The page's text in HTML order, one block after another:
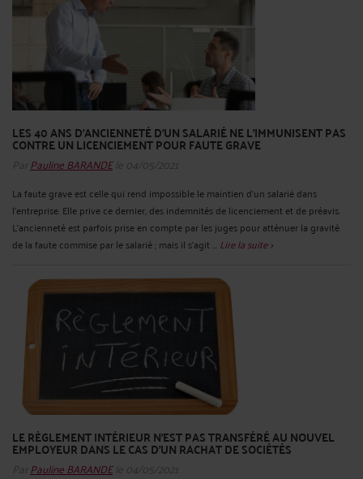
LES 40 ANS D'ANCIENNETÉ D'UN SALARIÉ NE L'IMMUNISENT PAS
CONTRE UN LICENCIEMENT POUR FAUTE GRAVE
Par Pauline BARANDEle 04/05/2021
La faute grave est celle qui rend impossible le maintien d’un salarié dans
l’entreprise. Elle prive ce dernier, des indemnités de licenciement et de préavis.
L’ancienneté est parfois prise en compte par les juges pour atténuer la gravité
de la faute commise par le salarié ; mais il s’agit ... Lire la suite >
LE RÈGLEMENT INTÉRIEUR N'EST PAS TRANSFÉRÉ AU NOUVEL
EMPLOYEUR DANS LE CAS D'UN RACHAT DE SOCIÉTÉS
Par Pauline BARANDEle 04/05/2021